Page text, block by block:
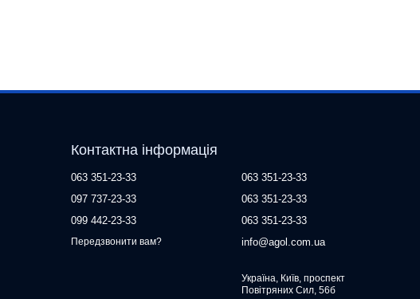
Контактна інформація
063 351-23-33
097 737-23-33
099 442-23-33
Передзвонити вам?
063 351-23-33
063 351-23-33
063 351-23-33
info@agol.com.ua
Україна, Київ, проспект
Повітряних Сил, 56б